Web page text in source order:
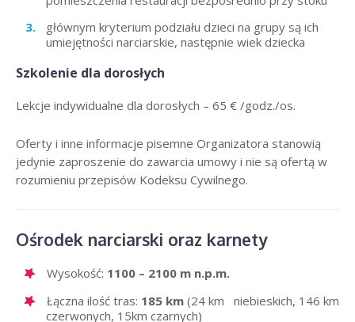
głównym kryterium podziału dzieci na grupy są ich
umiejętności narciarskie, następnie wiek dziecka
Szkolenie dla dorosłych
Lekcje indywidualne dla dorosłych – 65 € /godz./os.
Oferty i inne informacje pisemne Organizatora stanowią
jedynie zaproszenie do zawarcia umowy i nie są ofertą w
rozumieniu przepisów Kodeksu Cywilnego.
Ośrodek narciarski oraz karnety
Wysokość: 1100 – 2100 m n.p.m.
Łączna ilość tras: 185 km (24 km niebieskich, 146 km
czerwonych, 15km czarnych)